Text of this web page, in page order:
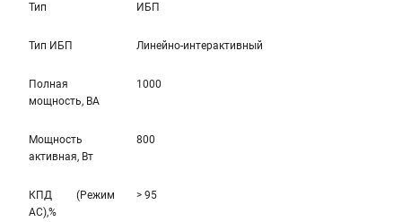
Тип ИБП
Тип ИБП Линейно-интерaктивный
Полная
мощность, ВА
1000
Мощность
активная, Вт
800
КПД (Режим
AC),%
> 95